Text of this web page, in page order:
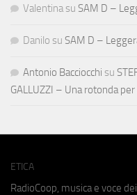
Valentina su SAM D –
Danilo su SAM D –
Antonio Bacciocchi su
GALLUZZI – Una rotonda
ETICA
RadioCoop, musica e voce